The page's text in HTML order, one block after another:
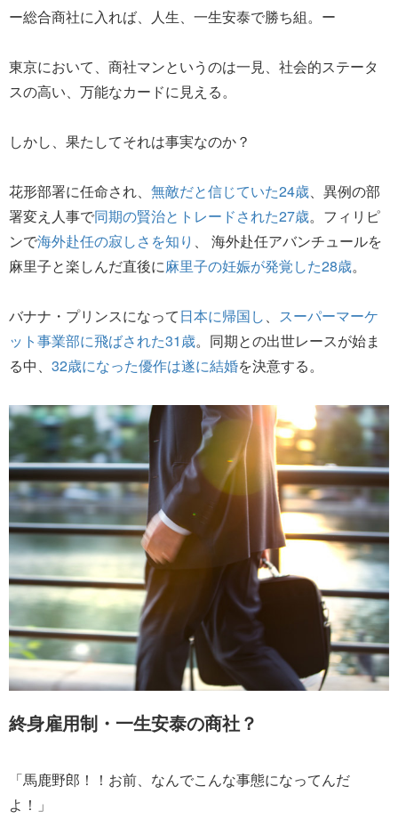
ー総合商社に入れば、人生、一生安泰で勝ち組。ー
東京において、商社マンというのは一見、社会的ステータ
スの高い、万能なカードに見える。
しかし、果たしてそれは事実なのか？
花形部署に任命され、 無敵だと信じていた24歳 、異例の部
署変え人事で同期の賢治とトレードされた27歳。フィリピ
ンで海外赴任の寂しさを知り
、 海外赴任アバンチュールを
麻里子と楽しんだ直後に麻里子の妊娠が発覚した28歳。
バナナ・プリンスになって日本に帰国し
スーパーマーケ
ット事業部に飛ばされた31歳。同期との出世レースが始ま
る中、 32歳になった優作は遂に結婚を決意する。
終身雇用制・一生安泰の商社？
「馬鹿野郎！！お前、なんでこんな事態になってんだ
よ！」